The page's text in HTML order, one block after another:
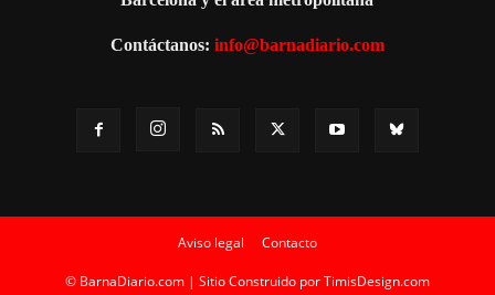
Contáctanos: info@barnadiario.com
Aviso legal Contacto
© BarnaDiario.com | Sitio Construido porTimisDesign.com